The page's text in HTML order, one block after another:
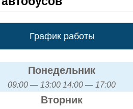
График работы
Понедельник
09:00 — 13:00 14:00 — 17:00
Вторник